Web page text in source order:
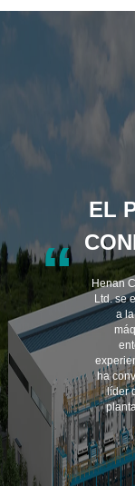
EL
“
Henan
Ltd. se
a
ha
líder